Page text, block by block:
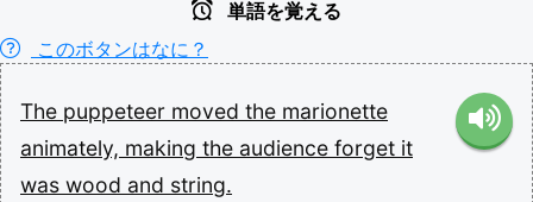
単語を覚える
このボタンはなに？
The puppeteer moved the marionette
animately, making the audience forget it
was wood and string.